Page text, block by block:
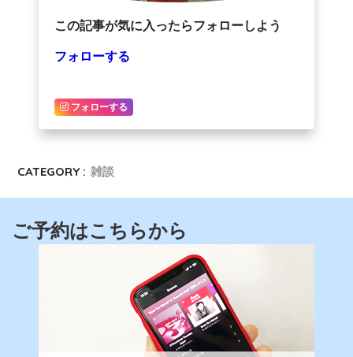
この記事が気に入ったらフォローしよう
フォローする
フォローする
CATEGORY : 雑談
ご予約はこちらから